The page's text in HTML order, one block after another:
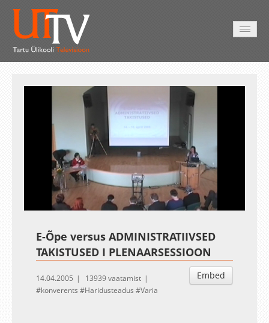
UnmuteLoaded
1.59%
Esituskiirused
Auto
E-Õpe versus ADMINISTRATIIVSED
TAKISTUSED I PLENAARSESSIOON
Embed
14.04.2005
13939 vaatamist
konverents
Haridusteadus Varia